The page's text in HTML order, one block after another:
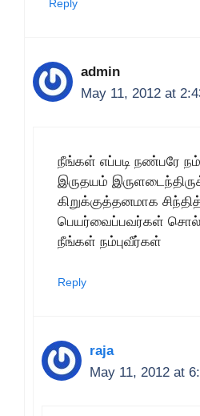
Reply
admin
May 11, 2012 at
நீங்கள் எப்படி நண்பரே
இருதயம்
கிறுக்குத்தனமாக
பெயர்வைப்பவர்கள்
நீங்கள் நம்புவீர்கள்
Reply
raja
May 11, 2012 at